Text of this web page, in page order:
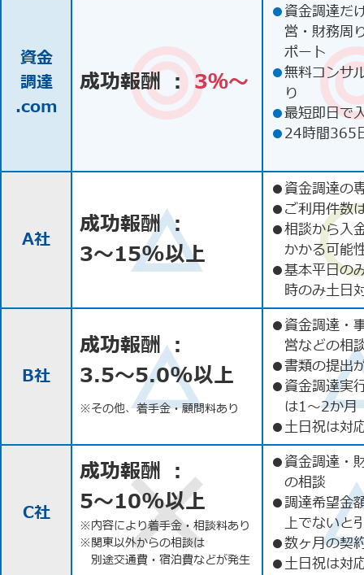
資金
調達
.com
成功報酬 ： 3％〜
●資金調達だ
営・財務周
ポート
●無料コンサ
り
●最短即日で
●24時間365
A社
成功報酬 ：
3〜15%以上
●資金調達の
●ご利用件数
●相談から入
かかる可能
●基本平日の
時のみ土日
B社
成功報酬 ：
3.5〜5.0%以上
※その他、着手金・顧問料あり
●資金調達・
営などの相
●書類の提出
●資金調達実
は1〜2か月
●土日祝は対
C社
成功報酬 ：
5〜10%以上
※内容により着手金・相談料あり
※関東以外からの相談は
別途交通費・宿泊費などが発生
●資金調達・
の相談
●調達希望金
上でないと
●数ヶ月の契
●土日祝は対